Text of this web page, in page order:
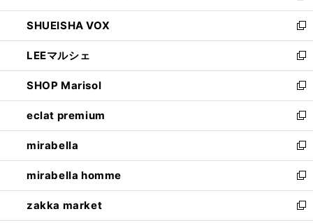
ウ
で
開
く
ン
ド
ウ
で
開
く
ウ
ィ
ン
ド
ウ
で
開
く
し
い
ウ
ィ
ン
ド
ウ
で
開
く
SHUEISHA VOX
新
し
い
ウ
ィ
ン
ド
ウ
で
開
く
LEEマルシェ
新
し
い
ウ
ィ
ン
ド
ウ
で
開
く
SHOP Marisol
新
し
い
ウ
ィ
ン
ド
ウ
で
開
eclat premium
新
し
い
ウ
ィ
ン
ド
mirabella
新
し
い
ウ
ィ
mirabella homme
新
し
い
zakka market
新